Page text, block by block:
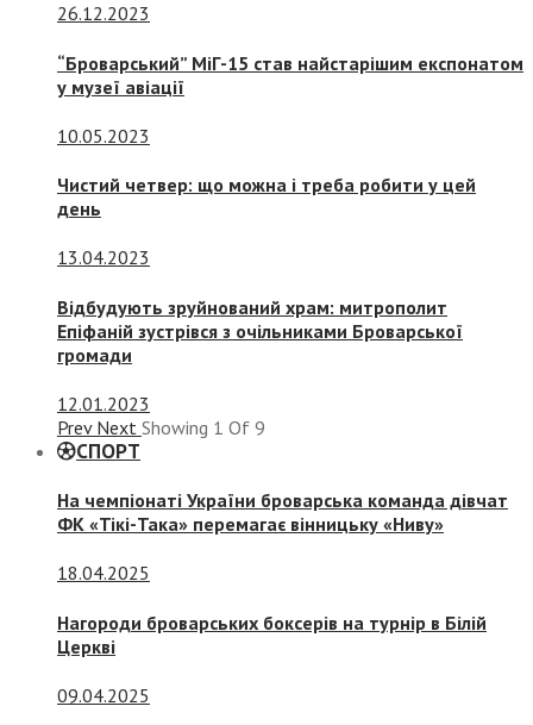
26.12.2023
“Броварський” МіГ-15 став найстарішим експонатом
у музеї авіації
10.05.2023
Чистий четвер: що можна і треба робити у цей
день
13.04.2023
Відбудують зруйнований храм: митрополит
Епіфаній зустрівся з очільниками Броварської
громади
12.01.2023
Prev Next Showing 1 Of 9
СПОРТ
На чемпіонаті України броварська команда дівчат
ФК «Тікі-Така» перемагає вінницьку «Ниву»
18.04.2025
Нагороди броварських боксерів на турнір в Білій
Церкві
09.04.2025